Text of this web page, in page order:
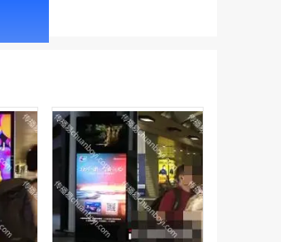
户外广告 天津社区道闸广告 天津小区道闸广告投放价格
￥1100.00